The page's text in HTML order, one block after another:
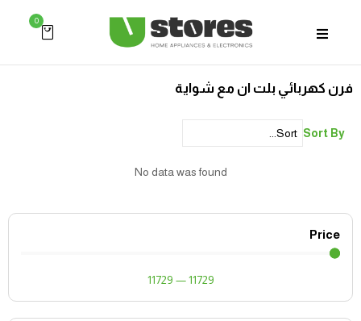
0
فرن كهربائي بلت ان مع شواية
Price
11729
—
11729
Sort By
No data was found